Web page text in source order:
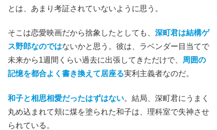
とは、あまり考証されていないように思う。
そこは恋愛映画だから捨象したとしても、 深町君は結構ゲ
ス野郎なのではないかと思う。彼は、ラベンダー目当てで
未来から1週間くらい過去に出張してきただけで、
周囲の
記憶を都合よく書き換えて居座る実利主義者なのだ。
和子と相思相愛だったはずはない。結局、深町君にうまく
丸め込まれて頬に煤を塗られた和子は、理科室で失神させ
られている。